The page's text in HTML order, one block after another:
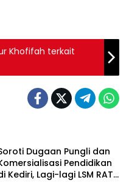
Khofifah terkait
Dugaan Pungli dan
Pendidikan
Kediri, Lagi-lagi LSM RATU